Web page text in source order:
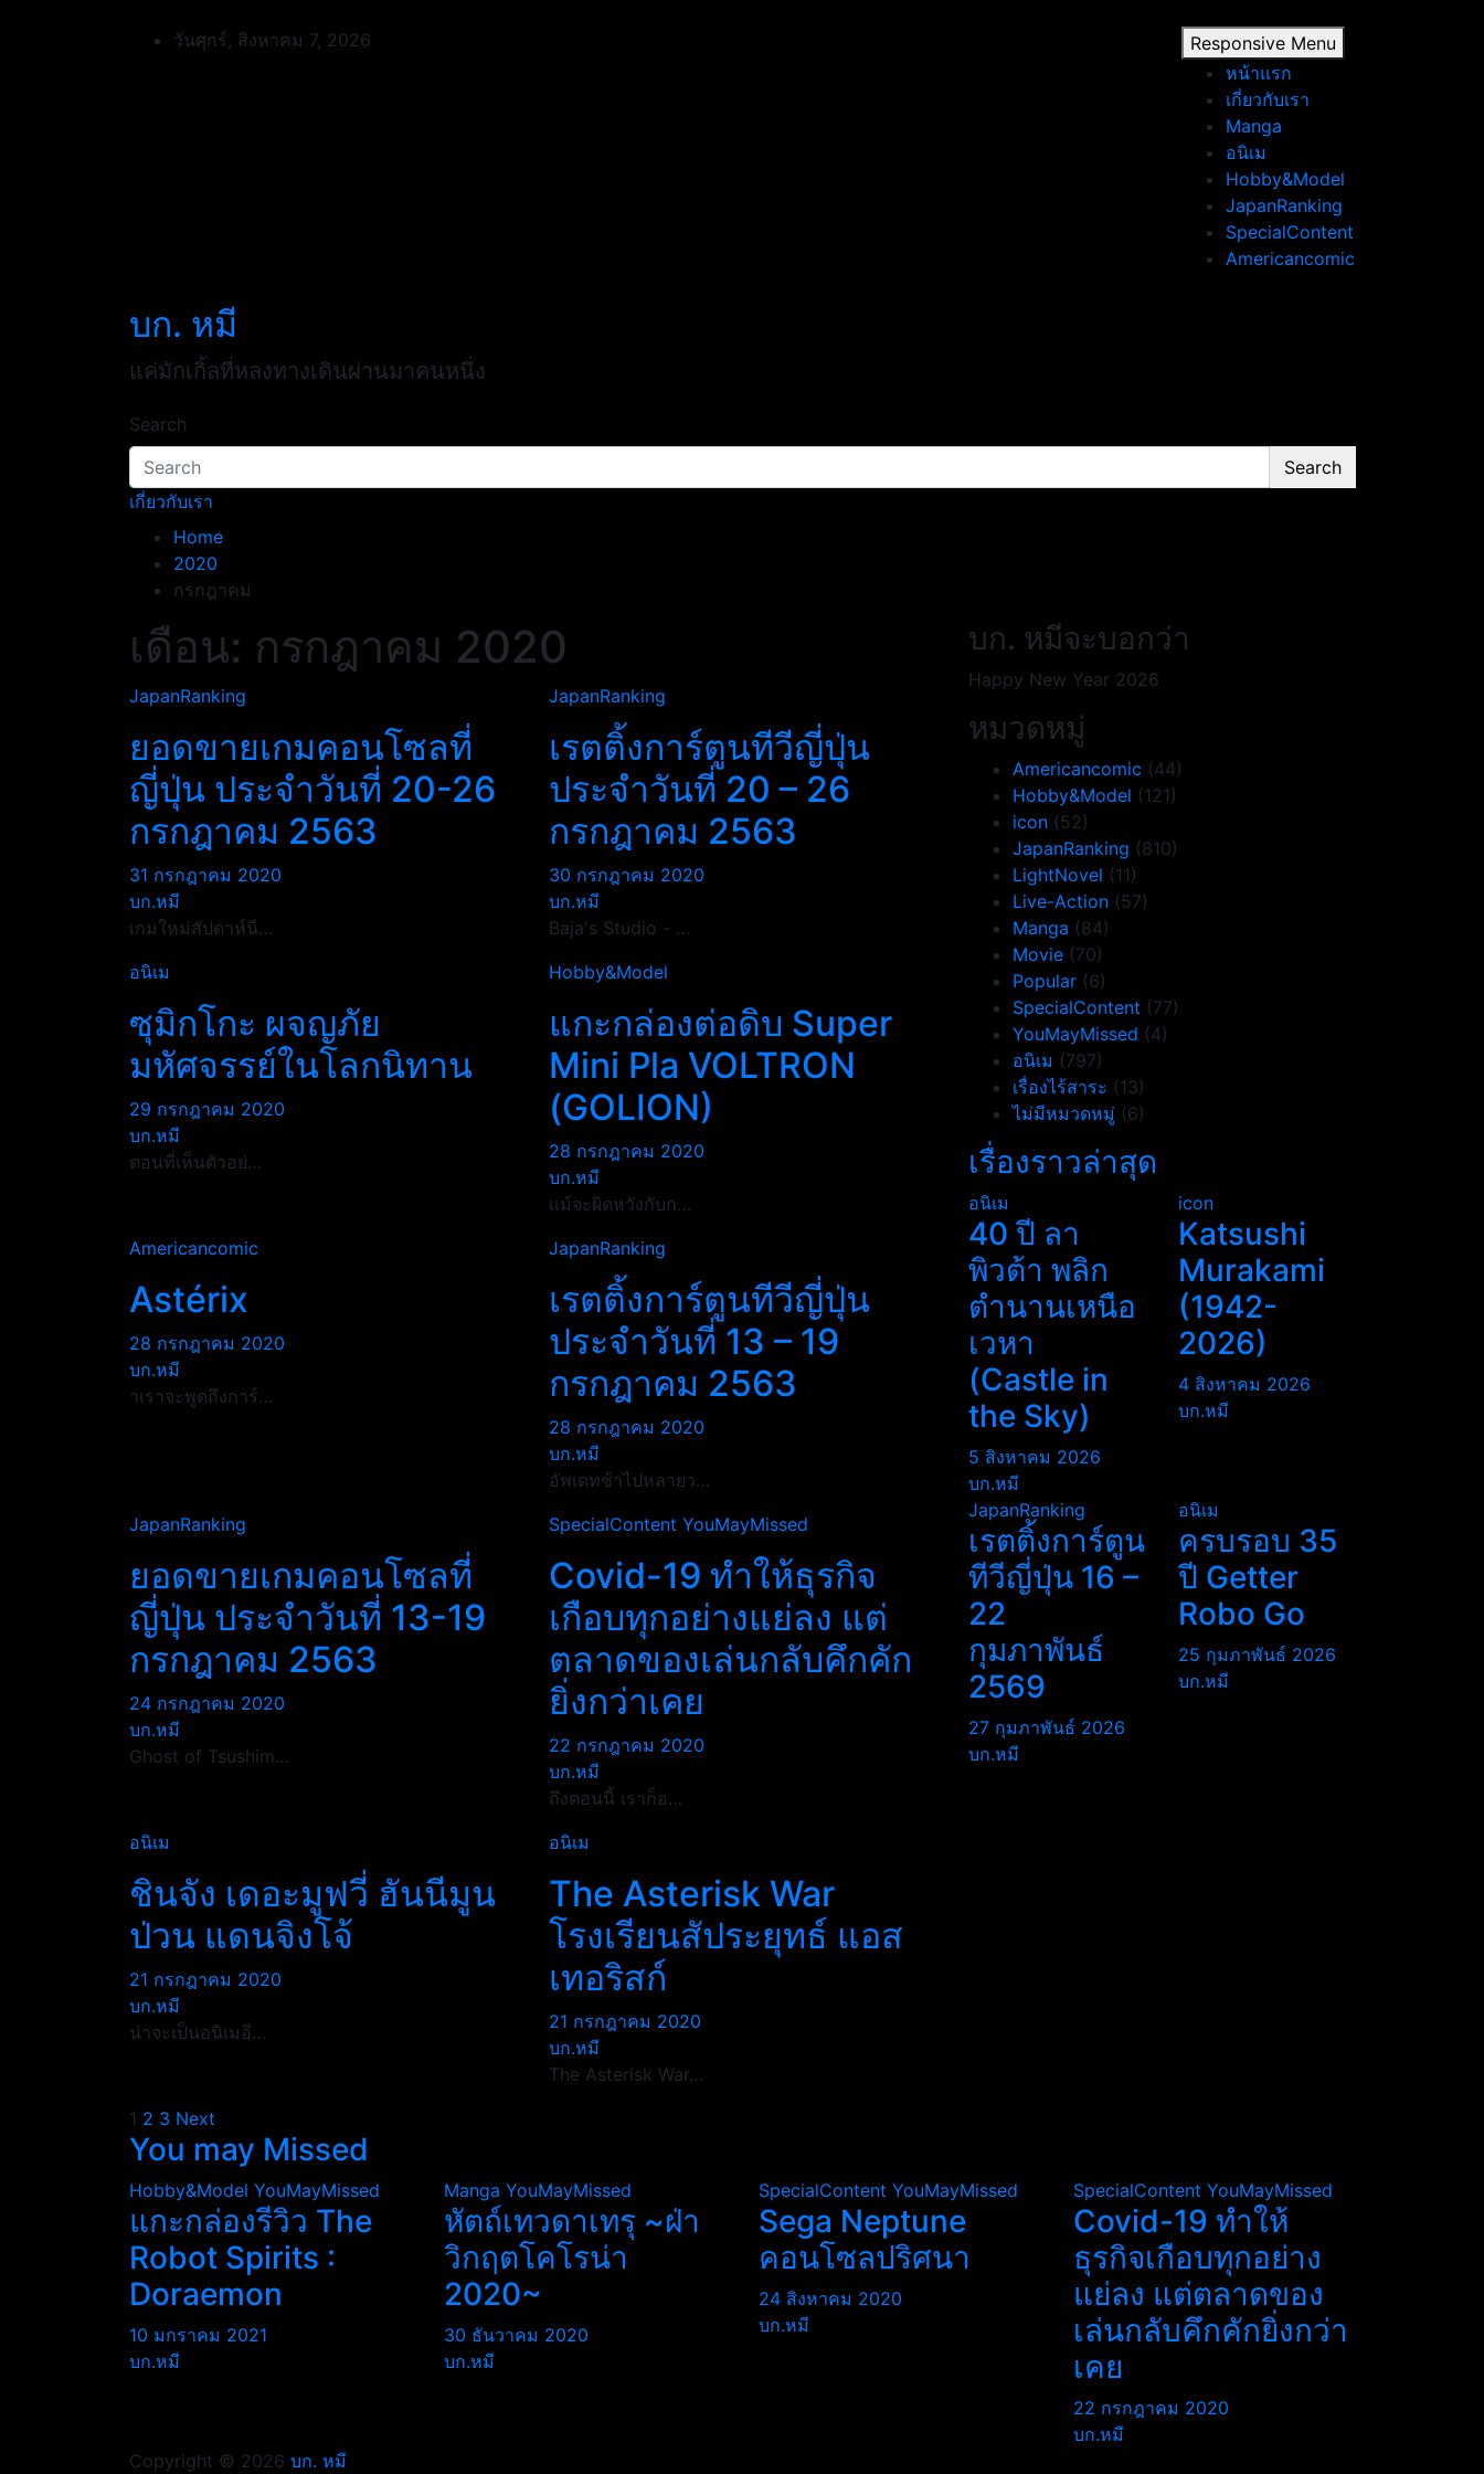
วันศุกร์, สิงหาคม 7, 2026
Responsive Menu
หน้าแรก
เกี่ยวกับเรา
Manga
อนิเม
Hobby&Model
JapanRanking
SpecialContent
Americancomic
บก. หมี
แค่มักเกิ้ลที่หลงทางเดินผ่านมาคนหนึ่ง
Search
Search
เกี่ยวกับเรา
Home
2020
กรกฎาคม
เดือน: กรกฎาคม 2020
JapanRanking
ยอดขายเกมคอนโซลที่
ญี่ปุ่น ประจำวันที่ 20-26
กรกฎาคม 2563
31 กรกฎาคม 2020
บก.หมี
เกมใหม่สัปดาห์นี…
JapanRanking
เรตติ้งการ์ตูนทีวีญี่ปุ่น
ประจำวันที่ 20 – 26
กรกฎาคม 2563
30 กรกฎาคม 2020
บก.หมี
Baja's Studio - …
อนิเม
ซุมิกโกะ ผจญภัย
มหัศจรรย์ในโลกนิทาน
29 กรกฎาคม 2020
บก.หมี
ตอนที่เห็นตัวอย่…
Hobby&Model
แกะกล่องต่อดิบ Super
Mini Pla VOLTRON
(GOLION)
28 กรกฎาคม 2020
บก.หมี
แม้จะผิดหวังกับก…
Americancomic
Astérix
28 กรกฎาคม 2020
บก.หมี
าเราจะพูดถึงการ์…
JapanRanking
เรตติ้งการ์ตูนทีวีญี่ปุ่น
ประจำวันที่ 13 – 19
กรกฎาคม 2563
28 กรกฎาคม 2020
บก.หมี
อัพเดทช้าไปหลายว…
JapanRanking
ยอดขายเกมคอนโซลที่
ญี่ปุ่น ประจำวันที่ 13-19
กรกฎาคม 2563
24 กรกฎาคม 2020
บก.หมี
Ghost of Tsushim…
SpecialContent YouMayMissed
Covid-19 ทำให้ธุรกิจ
เกือบทุกอย่างแย่ลง แต่
ตลาดของเล่นกลับคึกคัก
ยิ่งกว่าเคย
22 กรกฎาคม 2020
บก.หมี
ถึงตอนนี้ เราก็อ…
อนิเม
ชินจัง เดอะมูฟวี่ ฮันนีมูน
ป่วน แดนจิงโจ้
21 กรกฎาคม 2020
บก.หมี
น่าจะเป็นอนิเมอี…
อนิเม
The Asterisk War
โรงเรียนสัประยุทธ์ แอส
เทอริสก์
21 กรกฎาคม 2020
บก.หมี
The Asterisk War…
Posts
pagination
1 2 3 Next
บก. หมีจะบอกว่า
Happy New Year 2026
หมวดหมู่
Americancomic (44)
Hobby&Model (121)
icon (52)
JapanRanking (810)
LightNovel (11)
Live-Action (57)
Manga (84)
Movie (70)
Popular (6)
SpecialContent (77)
YouMayMissed (4)
อนิเม (797)
เรื่องไร้สาระ (13)
ไม่มีหมวดหมู่ (6)
เรื่องราวล่าสุด
อนิเม
40 ปี ลา
พิวต้า พลิก
ตำนานเหนือ
เวหา
(Castle in
the Sky)
5 สิงหาคม 2026
บก.หมี
icon
Katsushi
Murakami
(1942-
2026)
4 สิงหาคม 2026
บก.หมี
JapanRanking
เรตติ้งการ์ตูน
ทีวีญี่ปุ่น 16 –
22
กุมภาพันธ์
2569
27 กุมภาพันธ์ 2026
บก.หมี
อนิเม
ครบรอบ 35
ปี Getter
Robo Go
25 กุมภาพันธ์ 2026
บก.หมี
You may Missed
Hobby&Model YouMayMissed
แกะกล่องรีวิว The
Robot Spirits :
Doraemon
10 มกราคม 2021
บก.หมี
Manga YouMayMissed
หัตถ์เทวดาเทรุ ~ฝ่า
วิกฤตโคโรน่า
2020~
30 ธันวาคม 2020
บก.หมี
SpecialContent YouMayMissed
Sega Neptune
คอนโซลปริศนา
24 สิงหาคม 2020
บก.หมี
SpecialContent YouMayMissed
Covid-19 ทำให้
ธุรกิจเกือบทุกอย่าง
แย่ลง แต่ตลาดของ
เล่นกลับคึกคักยิ่งกว่า
เคย
22 กรกฎาคม 2020
บก.หมี
Copyright © 2026 บก. หมี